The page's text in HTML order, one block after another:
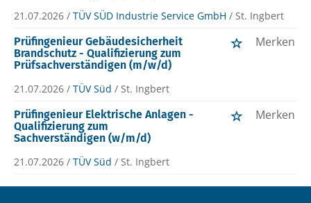
21.07.2026 / TÜV SÜD Industrie Service GmbH / St. Ingbert
Prüfingenieur Gebäudesicherheit
Brandschutz - Qualifizierung zum
Prüfsachverständigen (m/w/d)
Merken
21.07.2026 / TÜV Süd / St. Ingbert
Prüfingenieur Elektrische Anlagen -
Qualifizierung zum
Sachverständigen (w/m/d)
Merken
21.07.2026 / TÜV Süd / St. Ingbert